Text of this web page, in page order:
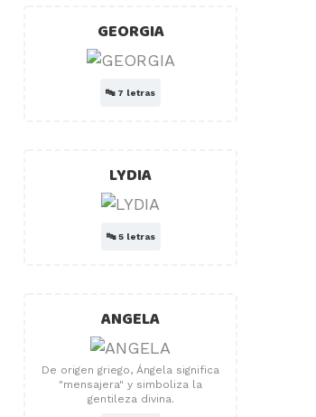
GEORGIA
🔤 7 letras
LYDIA
🔤5 letras
ANGELA
De origen griego, Ángela significa
"mensajera" y simboliza la
gentileza divina.